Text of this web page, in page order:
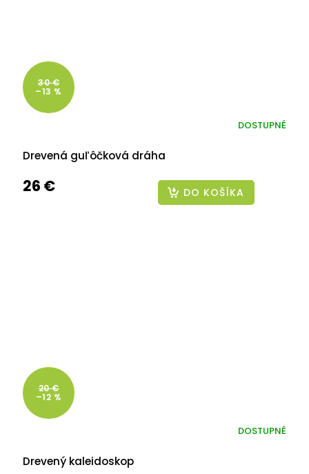
30 €
–13 %
Drevená guľôčková dráha
DOSTUPNÉ
26 € DO KOŠÍKA
20 €
–12 %
Drevený kaleidoskop
DOSTUPNÉ